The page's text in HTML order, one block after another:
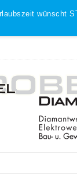
wünscht